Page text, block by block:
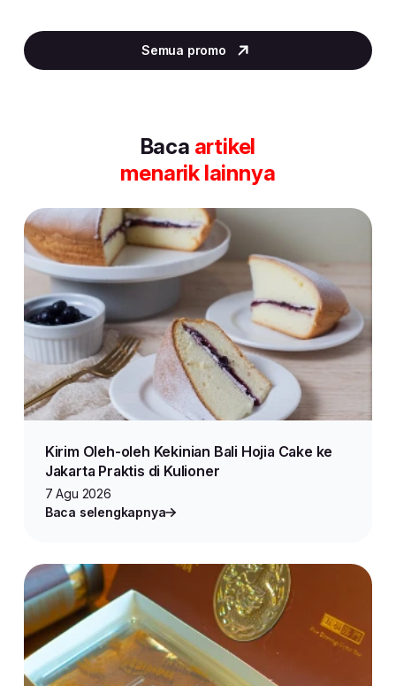
2
of
Semua promo
Baca artikel
menarik lainnya
Kirim Oleh-oleh Kekinian Bali Hojia Cake ke
Jakarta Praktis di Kulioner
7 Agu 2026
Baca selengkapnya